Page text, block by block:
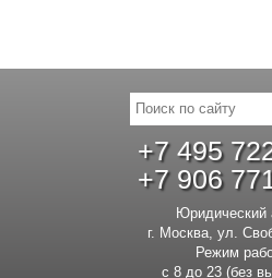
+7 495
+7 906
Юридический
г. Москва, ул.
Режим
с 8 до 23 (без